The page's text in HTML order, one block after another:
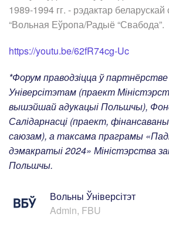
1989-1994 гг. - рэдактар
“Вольная Еўропа/Радыё “Свабода”.
https://youtu.be/62fR74cg-Uc
*Форум праводзіцца ў партнёрстве
Універсітэтам (праект
вышэйшай адукацыі Польшчы),
Салідарнасці (праект,
саюзам), а таксама праграмы
дэмакратыі 2024» Міністэрства
Польшчы.
Вольны Ўніверсітэт
Admin, FBU